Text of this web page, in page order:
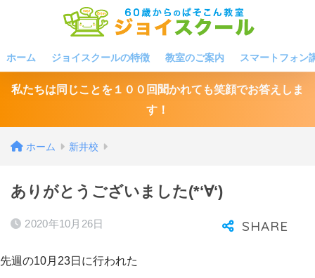
ホーム ジョイスクールの特徴 教室のご案内 スマートフォン
私たちは同じことを１００回聞かれても笑顔でお答えしま
す！
ホーム 新井校
ありがとうございました(*‘∀‘)
2020年10月26日
先週の10月23日に行われた